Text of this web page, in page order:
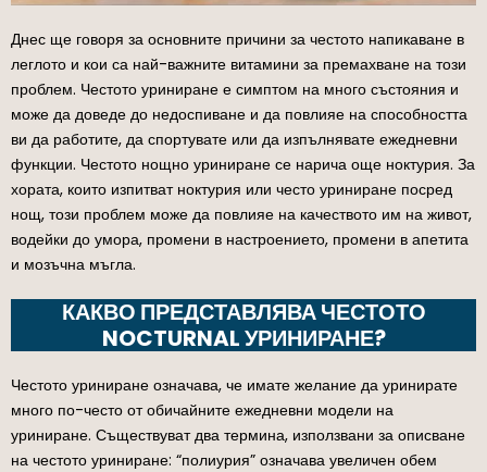
Днес ще говоря за основните причини за честото напикаване в
леглото и кои са най-важните витамини за премахване на този
проблем. Честото уриниране е симптом на много състояния и
може да доведе до недоспиване и да повлияе на способността
ви да работите, да спортувате или да изпълнявате ежедневни
функции. Честото нощно уриниране се нарича още ноктурия. За
хората, които изпитват ноктурия или често уриниране посред
нощ, този проблем може да повлияе на качеството им на живот,
водейки до умора, промени в настроението, промени в апетита
и мозъчна мъгла.
КАКВО ПРЕДСТАВЛЯВА ЧЕСТОТО
NOCTURNAL УРИНИРАНЕ?
Честото уриниране означава, че имате желание да уринирате
много по-често от обичайните ежедневни модели на
уриниране. Съществуват два термина, използвани за описване
на честото уриниране: “полиурия” означава увеличен обем